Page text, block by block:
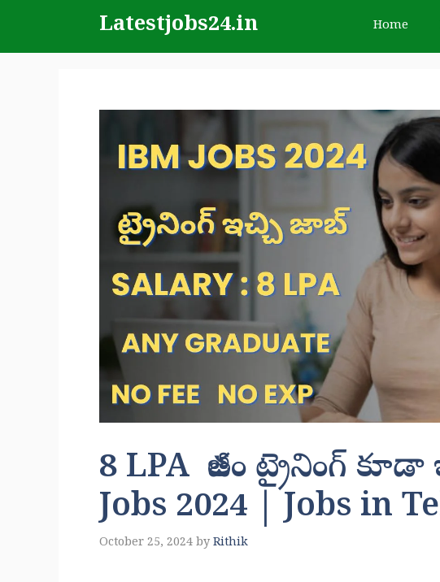
content
Latestjobs24.in Home
8 LPA జీతం ట్రైనింగ్ కూడా
Jobs 2024 | Jobs in
October 25, 2024 by Rithik